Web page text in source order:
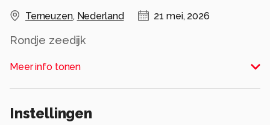
Terneuzen, Nederland 21 mei, 2026
Rondje zeedijk
Meer info tonen
Instellingen